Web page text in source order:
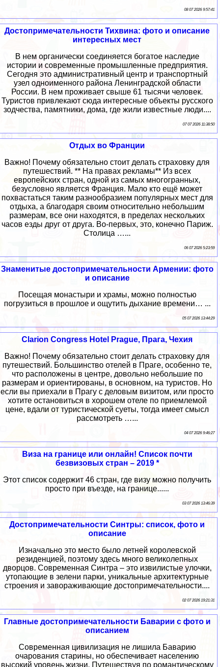
08 07 2026 9:57:41
Достопримечательности Тихвина: фото и описание
интересных мест
В нем органически соединяется богатое наследие
истории и современные промышленные предприятия.
Сегодня это административный центр и транспортный
узел одноименного района Ленинградской области
России. В нем проживает свыше 61 тысячи человек.
Туристов привлекают сюда интересные объекты русского
зодчества, памятники, дома, где жили известные люди....
07 07 2026 11:38:50
Отдых во Франции
Важно! Почему обязательно стоит делать страховку для
путешествий. ** На правах рекламы** Из всех
европейских стран, одной из самых многогранных,
безусловно является Франция. Мало кто ещё может
похвастаться таким разнообразием популярных мест для
отдыха, а благодаря своим относительно небольшим
размерам, все они находятся, в пределах нескольких
часов езды друг от друга. Во-первых, это, конечно Париж.
Столица …...
06 07 2026 5:23:59
Знаменитые достопримечательности Армении: фото
и описание
Посещая монастыри и храмы, можно полностью
погрузиться в прошлое и ощутить дыхание времени… ...
05 07 2026 13:44:29
Clarion Congress Hotel Prague, Прага, Чехия
Важно! Почему обязательно стоит делать страховку для
путешествий. Большинство отелей в Праге, особенно те,
что расположены в центре, довольно небольшие по
размерам и ориентированы, в основном, на туристов. Но
если вы приехали в Прагу с деловым визитом, или просто
хотите остановиться в хорошем отеле по приемлемой
цене, вдали от туристической суеты, тогда имеет смысл
рассмотреть …...
04 07 2026 9:46:27
Виза на границе или онлайн! Список почти
безвизовых стран – 2019 *
Этот список содержит 46 стран, где визу можно получить
просто при въезде, на границе......
03 07 2026 13:46:39
Достопримечательности Синтры: список, фото и
описание
Изначально это место было летней королевской
резиденцией, поэтому здесь много великолепных
дворцов. Современная Синтра – это извилистые улочки,
утопающие в зелени парки, уникальные архитектурные
строения и завораживающие достопримечательности....
02 07 2026 19:21:31
Главные достопримечательности Баварии с фото и
описанием
Современная цивилизация не лишила Баварию
очарования старины, но обеспечивает населению
высокий уровень жизни. Путешествуя по романтическому